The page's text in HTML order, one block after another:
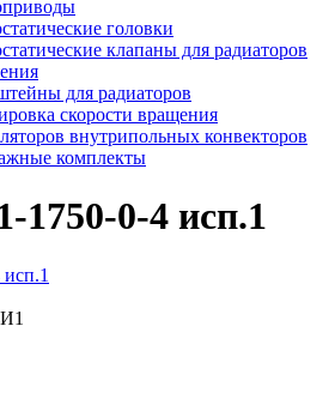
головки
клапаны для радиаторов
для радиаторов
скорости вращения
внутрипольных конвекторов
комплекты
1750-0-4 исп.1